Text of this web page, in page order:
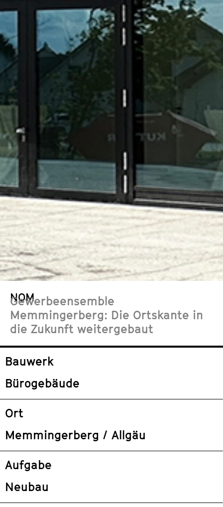
NOM
Gewerbeensemble
Memmingerberg: Die Ortskante in
die Zukunft weitergebaut
Bauwerk
Bürogebäude
Ort
Memmingerberg / Allgäu
Aufgabe
Neubau